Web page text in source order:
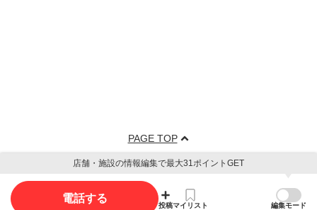
PAGE TOP
店舗・施設の情報編集で最大31ポイントGET
電話する
投稿マイリスト 編集モード